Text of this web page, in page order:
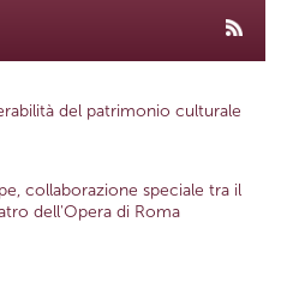
del patrimonio culturale
collaborazione speciale tra il
dell'Opera di Roma